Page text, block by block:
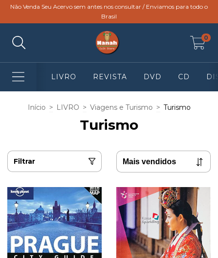
Não Venda Seu Acervo sem antes nos consultar / Enviamos para todo o
Brasil
0
LIVRO REVISTA DVD CD
Início > LIVRO > Viagens e Turismo > Turismo
Turismo
Filtrar